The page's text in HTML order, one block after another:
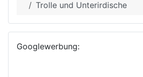
Trolle und Unterirdische
Googlewerbung: